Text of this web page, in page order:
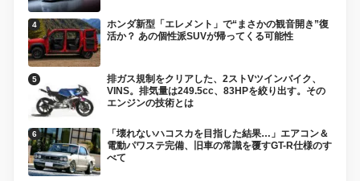
ホンダ新型「エレメント」で“まさかの観音開き”復
活か？ あの個性派SUVが帰ってくる可能性
排ガス規制をクリアした、2ストVツインバイク、
VINS。排気量は249.5cc、83HPを絞り出す。その
エンジンの技術とは
「壊れないハコスカを目指した結果…」エアコン＆
電動パワステ完備、旧車の常識を覆すGT-R仕様のす
べて